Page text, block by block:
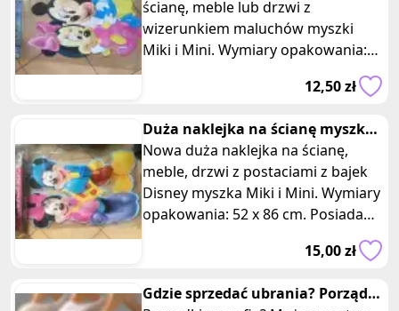
ścianę, meble lub drzwi z
wizerunkiem maluchów myszki
Miki i Mini. Wymiary opakowania:
12,50 zł
Duża naklejka na ścianę myszka
Miki i Mini Disney
Nowa duża naklejka na ścianę,
meble, drzwi z postaciami z bajek
Disney myszka Miki i Mini. Wymiary
opakowania: 52 x 86 cm. Posiadam
15,00 zł
Gdzie sprzedać ubrania? Porządki